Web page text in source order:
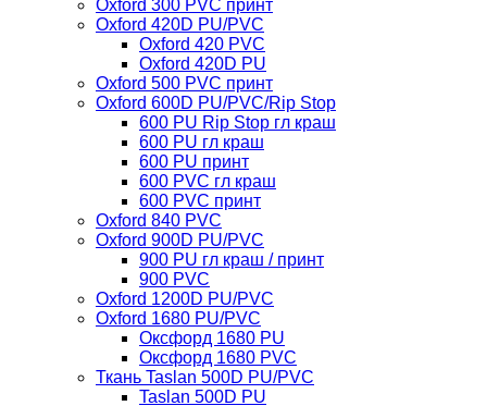
Oxford 300 PVC принт
Oxford 420D PU/PVC
Oxford 420 PVC
Oxford 420D PU
Oxford 500 PVC принт
Oxford 600D PU/PVC/Rip Stop
600 PU Rip Stop гл краш
600 PU гл краш
600 PU принт
600 PVC гл краш
600 PVC принт
Oxford 840 PVC
Oxford 900D PU/PVC
900 PU гл краш / принт
900 PVC
Oxford 1200D PU/PVC
Oxford 1680 PU/PVC
Оксфорд 1680 PU
Оксфорд 1680 PVC
Ткань Taslan 500D PU/PVC
Taslan 500D PU